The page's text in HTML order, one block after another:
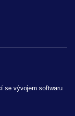
se vývojem softwaru